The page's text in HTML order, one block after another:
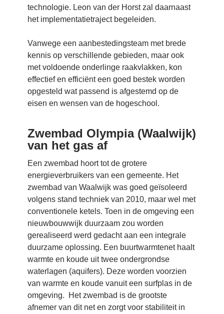
technologie. Leon van der Horst zal daarnaast
het implementatietraject begeleiden.
Vanwege een aanbestedingsteam met brede
kennis op verschillende gebieden, maar ook
met voldoende onderlinge raakvlakken, kon
effectief en efficiënt een goed bestek worden
opgesteld wat passend is afgestemd op de
eisen en wensen van de hogeschool.
Zwembad Olympia (Waalwijk)
van het gas af
Een zwembad hoort tot de grotere
energieverbruikers van een gemeente. Het
zwembad van Waalwijk was goed geïsoleerd
volgens stand techniek van 2010, maar wel met
conventionele ketels. Toen in de omgeving een
nieuwbouwwijk duurzaam zou worden
gerealiseerd werd gedacht aan een integrale
duurzame oplossing. Een buurtwarmtenet haalt
warmte en koude uit twee ondergrondse
waterlagen (aquifers). Deze worden voorzien
van warmte en koude vanuit een surfplas in de
omgeving. Het zwembad is de grootste
afnemer van dit net en zorgt voor stabiliteit in